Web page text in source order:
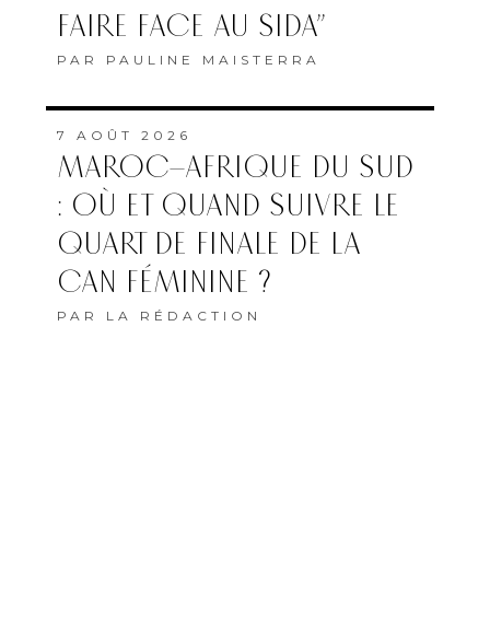
FAIRE FACE AU SIDA”
PAR PAULINE MAISTERRA
7 AOÛT 2026
MAROC–AFRIQUE DU SUD
: OÙ ET QUAND SUIVRE LE
QUART DE FINALE DE LA
CAN FÉMININE ?
PAR LA RÉDACTION